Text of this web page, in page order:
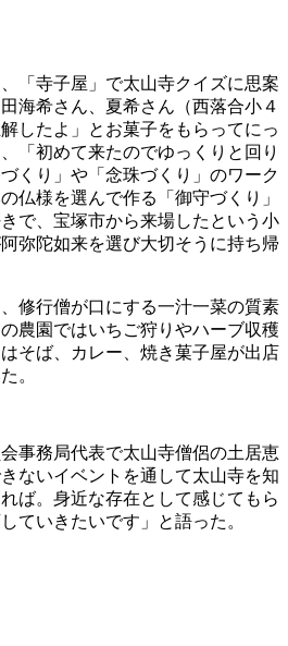
「寺子屋」で太山寺クイズに思案
海希さん、夏希さん（西落合小４
したよ」とお菓子をもらってにっ
「初めて来たのでゆっくりと回り
くり」や「念珠づくり」のワーク
仏様を選んで作る「御守づくり」
で、宝塚市から来場したという小
弥陀如来を選び大切そうに持ち帰
修行僧が口にする一汁一菜の質素
農園ではいちご狩りやハーブ収穫
そば、カレー、焼き菓子屋が出店
。
事務局代表で太山寺僧侶の土居恵
ないイベントを通して太山寺を知
ば。身近な存在として感じてもら
ていきたいです」と語った。